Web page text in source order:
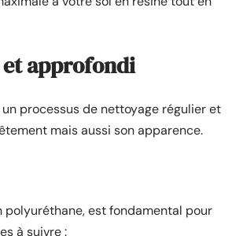
approfondi
processus de nettoyage régulier et
mais aussi son apparence.
polyuréthane, est fondamental pour
à suivre :